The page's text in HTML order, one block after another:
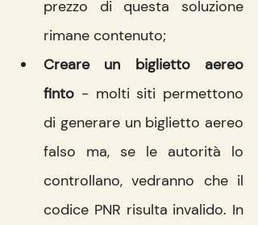
prezzo di questa soluzione
rimane contenuto;
Creare un biglietto aereo
finto - molti siti permettono
di generare un biglietto aereo
falso ma, se le autorità lo
controllano, vedranno che il
codice PNR risulta invalido. In